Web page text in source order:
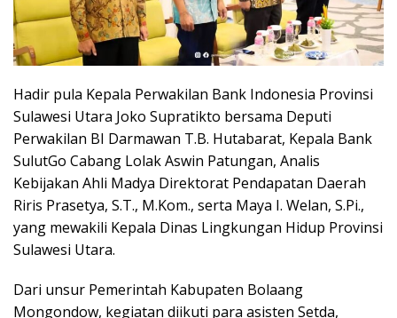
Hadir pula Kepala Perwakilan Bank Indonesia Provinsi
Sulawesi Utara Joko Supratikto bersama Deputi
Perwakilan BI Darmawan T.B. Hutabarat, Kepala Bank
SulutGo Cabang Lolak Aswin Patungan, Analis
Kebijakan Ahli Madya Direktorat Pendapatan Daerah
Riris Prasetya, S.T., M.Kom., serta Maya I. Welan, S.Pi.,
yang mewakili Kepala Dinas Lingkungan Hidup Provinsi
Sulawesi Utara.
Dari unsur Pemerintah Kabupaten Bolaang
Mongondow, kegiatan diikuti para asisten Setda,